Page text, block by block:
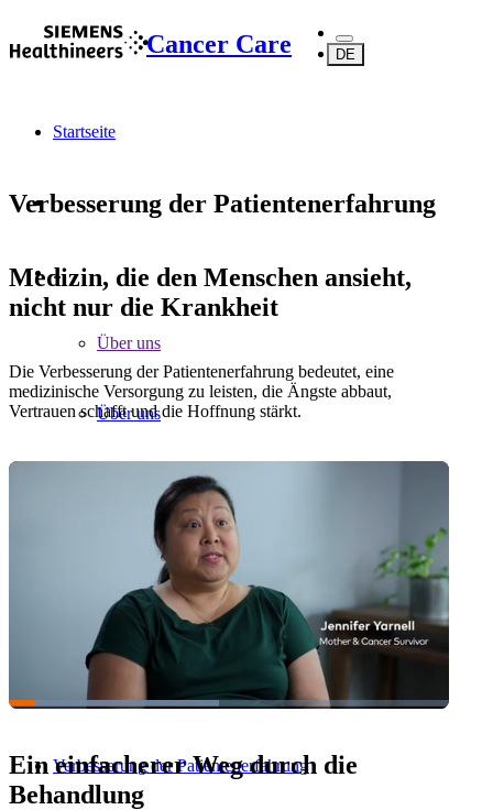
Cancer Care DE
Startseite
...
Über uns
Über uns
Unsere Vision
Verbesserung der Patientenerfahrung
Verbesserung der Patientenerfahrung
Medizin, die den Menschen ansieht,
nicht nur die Krankheit
Die Verbesserung der Patientenerfahrung bedeutet, eine
medizinische Versorgung zu leisten, die Ängste abbaut,
Vertrauen schafft und die Hoffnung stärkt.
Ein einfacherer Weg durch die
Behandlung